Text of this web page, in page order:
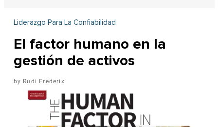
Liderazgo Para La Confiabilidad
El factor humano en la
gestión de activos
Rudi Frederix